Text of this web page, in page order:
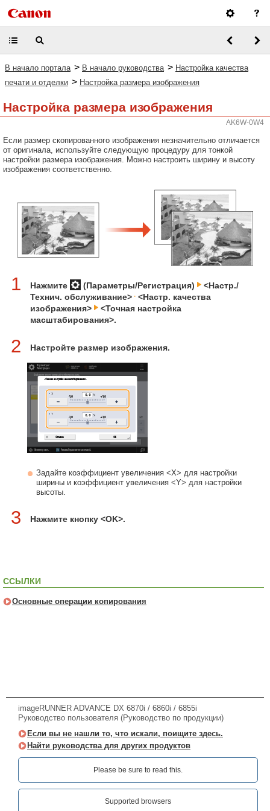
В начало портала > В начало руководства > Настройка качества
печати и отделки > Настройка размера изображения
Настройка размера изображения
AK6W-0W4
Если размер скопированного изображения незначительно отличается
от оригинала, используйте следующую процедуру для тонкой
настройки размера изображения. Можно настроить ширину и высоту
изображения соответственно.
1 Нажмите (Параметры/Регистрация)
<Настр./
Технич. обслуживание>
<Настр. качества
изображения>
<Точная настройка
масштабирования>.
2 Настройте размер изображения.
Задайте коэффициент увеличения <X> для настройки
ширины и коэффициент увеличения <Y> для настройки
высоты.
3 Нажмите кнопку <OK>.
ССЫЛКИ
Основные операции копирования
imageRUNNER ADVANCE DX 6870i / 6860i / 6855i
Руководство пользователя (Руководство по продукции)
Если вы не нашли то, что искали, поищите здесь.
Найти руководства для других продуктов
Please be sure to read this.‎
Supported browsers